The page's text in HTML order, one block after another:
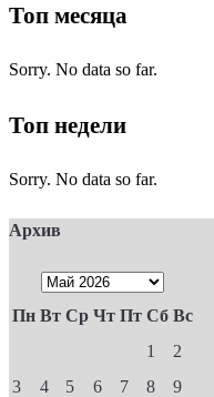
Топ месяца
Sorry. No data so far.
Топ недели
Sorry. No data so far.
Архив
Пн Вт Ср Чт Пт Сб Вс
1
2
3
4 5 6 7 8
9